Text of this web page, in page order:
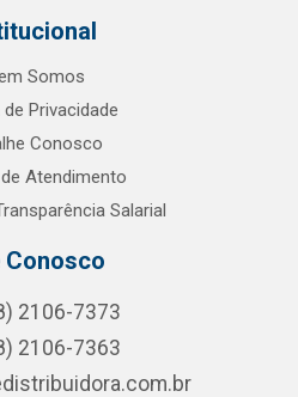
Somos
Privacidade
Conosco
Atendimento
Salarial
Conosco
2106-7373
2106-7363